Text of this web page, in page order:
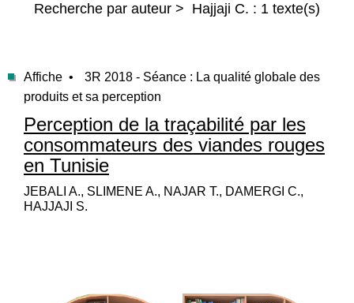
Recherche par auteur > Hajjaji C. : 1 texte(s)
Affiche •
3R 2018 - Séance : La qualité globale des
produits et sa perception
Perception de la traçabilité par les
consommateurs des viandes rouges
en Tunisie
JEBALI A., SLIMENE A., NAJAR T., DAMERGI C.,
HAJJAJI S.